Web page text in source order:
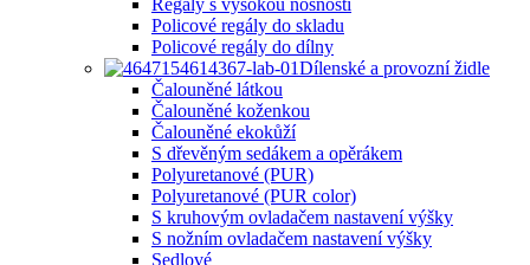
Regály s vysokou nosností
Policové regály do skladu
Policové regály do dílny
Dílenské a provozní židle
Čalouněné látkou
Čalouněné koženkou
Čalouněné ekokůží
S dřevěným sedákem a opěrákem
Polyuretanové (PUR)
Polyuretanové (PUR color)
S kruhovým ovladačem nastavení výšky
S nožním ovladačem nastavení výšky
Sedlové